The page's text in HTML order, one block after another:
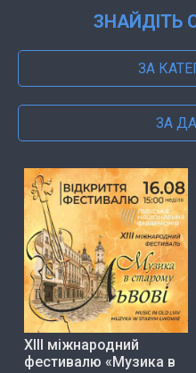
ЗНАЙДІТЬ
ЗА
ЗА
ХІІІ міжнародний
фестивалю «Музика в